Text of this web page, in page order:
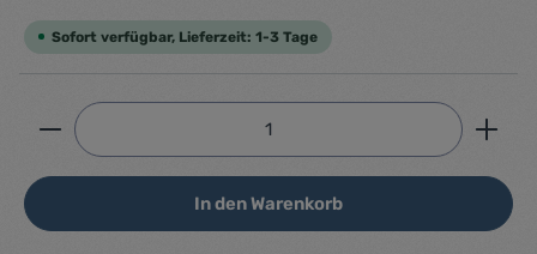
Sofort verfügbar, Lieferzeit: 1-3 Tage
Produkt Anzahl: Gib den gewünschten Wert ein
In den Warenkorb